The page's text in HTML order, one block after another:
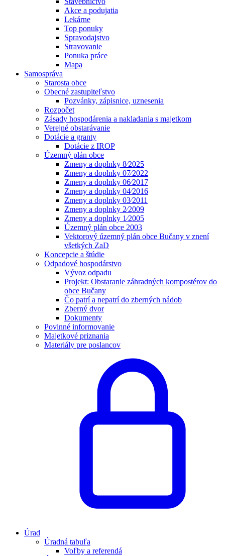
Akce a podujatia
Lekárne
Top ponuky
Spravodajstvo
Stravovanie
Ponuka práce
Mapa
Samospráva
Starosta obce
Obecné zastupiteľstvo
Pozvánky, zápisnice, uznesenia
Rozpočet
Zásady hospodárenia a nakladania s majetkom
Verejné obstarávanie
Dotácie a granty
Dotácie z IROP
Územný plán obce
Zmeny a doplnky 8⁄2025
Zmeny a doplnky 07⁄2022
Zmeny a doplnky 06⁄2017
Zmeny a doplnky 04⁄2016
Zmeny a doplnky 03⁄2011
Zmeny a doplnky 2⁄2009
Zmeny a doplnky 1⁄2005
Územný plán obce 2003
Vektorový územný plán obce Bučany v znení
všetkých ZaD
Koncepcie a štúdie
Odpadové hospodárstvo
Vývoz odpadu
Projekt: Obstaranie záhradných kompostérov do
obce Bučany
Čo patrí a nepatrí do zberných nádob
Zberný dvor
Dokumenty
Povinné informovanie
Majetkové priznania
Materiály pre poslancov
Úrad
Úradná tabuľa
Voľby a referendá